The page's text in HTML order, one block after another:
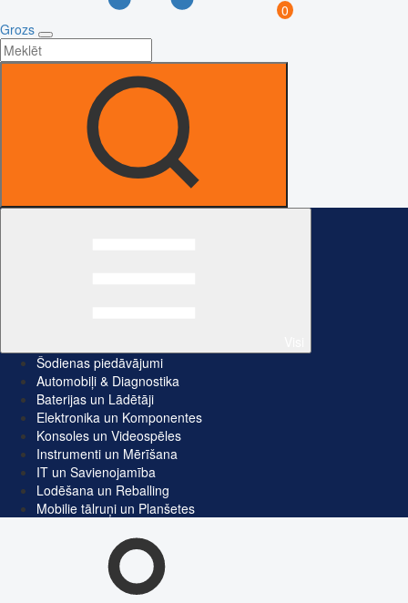
0
Grozs
Šodienas piedāvājumi
Automobiļi & Diagnostika
Baterijas un Lādētāji
Elektronika un Komponentes
Konsoles un Videospēles
Instrumenti un Mērīšana
IT un Savienojamība
Lodēšana un Reballing
Mobilie tālruņi un Planšetes